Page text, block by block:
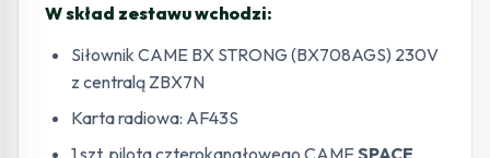
W skład zestawu wchodzi:
Siłownik CAME BX STRONG (BX708AGS) 230V
z centralą ZBX7N
Karta radiowa: AF43S
1 szt. pilota czterokanałowego CAMESPACE